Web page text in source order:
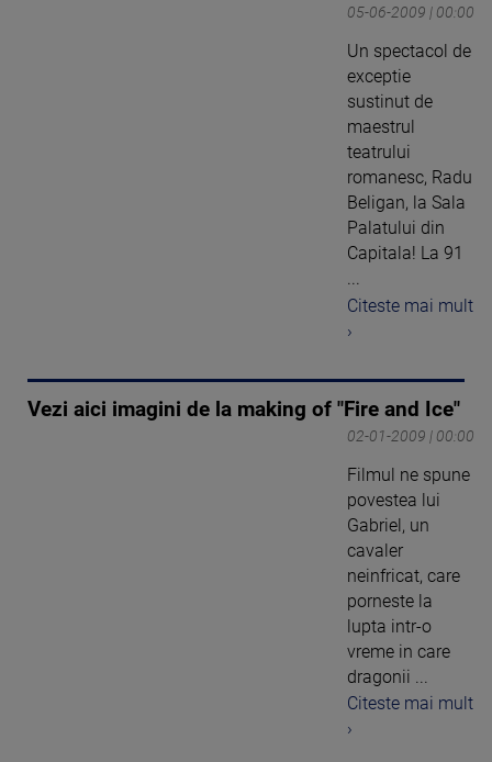
05-06-2009 | 00:00
Un spectacol de
exceptie
sustinut de
maestrul
teatrului
romanesc, Radu
Beligan, la Sala
Palatului din
Capitala! La 91
...
Citeste mai mult
›
Vezi aici imagini de la making of "Fire and Ice"
02-01-2009 | 00:00
Filmul ne spune
povestea lui
Gabriel, un
cavaler
neinfricat, care
porneste la
lupta intr-o
vreme in care
dragonii ...
Citeste mai mult
›